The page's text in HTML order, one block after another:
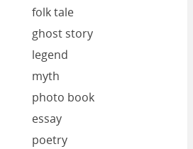
folk tale
ghost story
legend
myth
photo book
essay
poetry